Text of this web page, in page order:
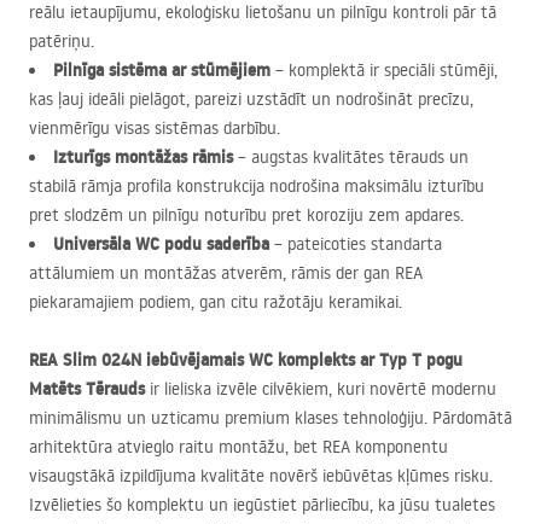
reālu ietaupījumu, ekoloģisku lietošanu un pilnīgu kontroli pār tā
patēriņu.
Pilnīga sistēma ar stūmējiem – komplektā ir speciāli stūmēji,
kas ļauj ideāli pielāgot, pareizi uzstādīt un nodrošināt precīzu,
vienmērīgu visas sistēmas darbību.
Izturīgs montāžas rāmis– augstas kvalitātes tērauds un
stabilā rāmja profila konstrukcija nodrošina maksimālu izturību
pret slodzēm un pilnīgu noturību pret koroziju zem apdares.
Universāla WC podu saderība – pateicoties standarta
attālumiem un montāžas atverēm, rāmis der gan REA
piekaramajiem podiem, gan citu ražotāju keramikai.
REA Slim 024N iebūvējamais WC komplekts ar Typ T pogu
Matēts Tēraudsir lieliska izvēle cilvēkiem, kuri novērtē modernu
minimālismu un uzticamu premium klases tehnoloģiju. Pārdomātā
arhitektūra atvieglo raitu montāžu, bet REA komponentu
visaugstākā izpildījuma kvalitāte novērš iebūvētas kļūmes risku.
Izvēlieties šo komplektu un iegūstiet pārliecību, ka jūsu tualetes